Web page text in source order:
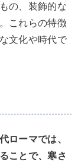
の、装飾的な
これらの特徴
文化や時代で
ローマでは、
ことで、寒さ